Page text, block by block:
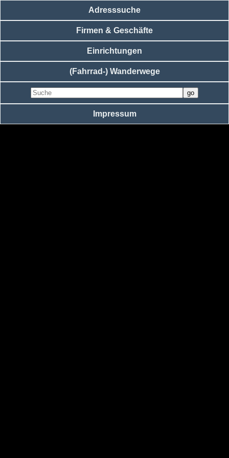
Adresssuche
Firmen & Geschäfte
Einrichtungen
(Fahrrad-) Wanderwege
Impressum